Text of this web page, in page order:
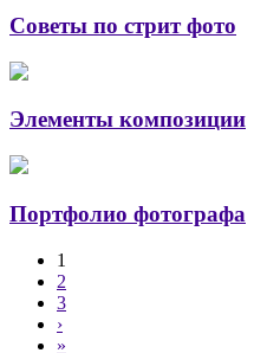
Советы по стрит фото
Элементы композиции
Портфолио фотографа
1
2
3
›
»